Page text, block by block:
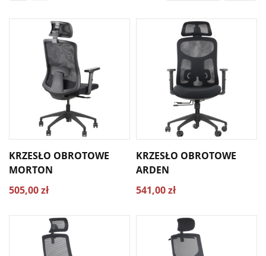
KRZESŁO OBROTOWE
MORTON
505,00 zł
KRZESŁO OBROTOWE
ARDEN
541,00 zł